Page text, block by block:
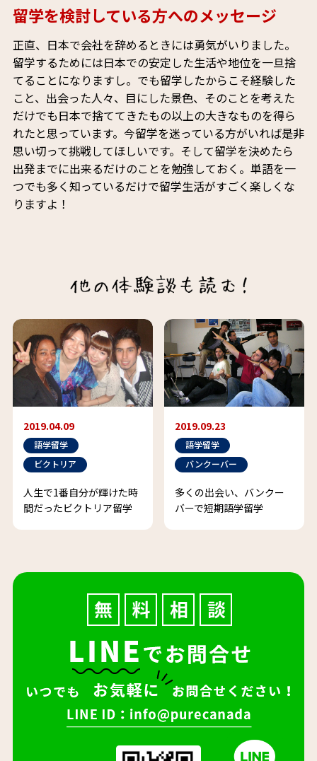
留学を検討している方へのメッセージ
正直、日本で会社を辞めるときには勇気がいりました。
留学するためには日本での安定した生活や地位を一旦捨
てることになりますし。でも留学したからこそ経験した
こと、出会った人々、目にした景色、そのことを考えた
だけでも日本で捨ててきたもの以上の大きなものを得ら
れたと思っています。今留学を迷っている方がいれば是非
思い切って挑戦してほしいです。そして留学を決めたら
出発までに出来るだけのことを勉強しておく。単語を一
つでも多く知っているだけで留学生活がすごく楽しくな
りますよ！
2019.04.09
語学留学
ビクトリア
人生で1番自分が輝けた時
間だったビクトリア留学
2019.09.23
語学留学
バンクーバー
多くの出会い、バンクー
バーで短期語学留学